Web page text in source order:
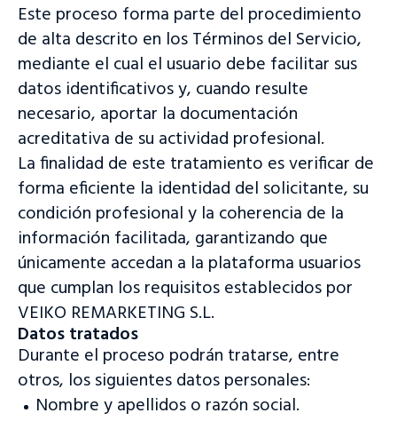
Este proceso forma parte del procedimiento
de alta descrito en los Términos del Servicio,
mediante el cual el usuario debe facilitar sus
datos identificativos y, cuando resulte
necesario, aportar la documentación
acreditativa de su actividad profesional.
La finalidad de este tratamiento es verificar de
forma eficiente la identidad del solicitante, su
condición profesional y la coherencia de la
información facilitada, garantizando que
únicamente accedan a la plataforma usuarios
que cumplan los requisitos establecidos por
VEIKO REMARKETING S.L.
Datos tratados
Durante el proceso podrán tratarse, entre
otros, los siguientes datos personales:
Nombre y apellidos o razón social.